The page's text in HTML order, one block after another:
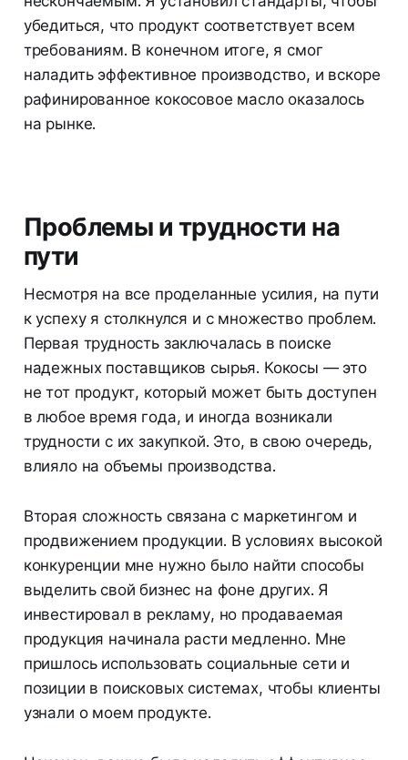
убедиться, что продукт соответствует всем
требованиям. В конечном итоге, я смог
наладить эффективное производство, и вскоре
рафинированное кокосовое масло оказалось
на рынке.
Проблемы и трудности на
пути
Несмотря на все проделанные усилия, на пути
к успеху я столкнулся и с множество проблем.
Первая трудность заключалась в поиске
надежных поставщиков сырья. Кокосы — это
не тот продукт, который может быть доступен
в любое время года, и иногда возникали
трудности с их закупкой. Это, в свою очередь,
влияло на объемы производства.
Вторая сложность связана с маркетингом и
продвижением продукции. В условиях высокой
конкуренции мне нужно было найти способы
выделить свой бизнес на фоне других. Я
инвестировал в рекламу, но продаваемая
продукция начинала расти медленно. Мне
пришлось использовать социальные сети и
позиции в поисковых системах, чтобы клиенты
узнали о моем продукте.